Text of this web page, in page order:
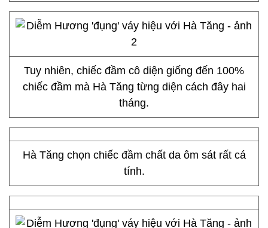
Tuy nhiên, chiếc đầm cô diện giống đến 100%
chiếc đầm mà Hà Tăng từng diện cách đây hai
tháng.
Hà Tăng chọn chiếc đầm chất da ôm sát rất cá
tính.